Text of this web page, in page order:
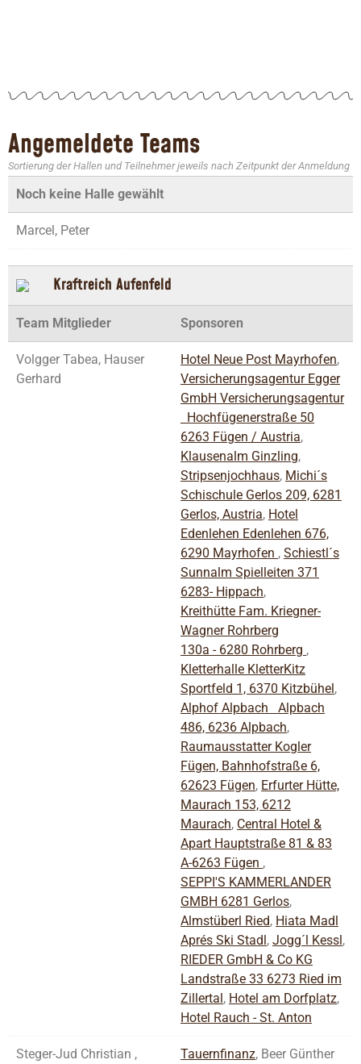
Angemeldete Teams
Sortierung der Hallen und Teilnehmer jeweils nach Zeitpunkt der Anmeldung
Noch keine Halle gewählt
Marcel, Peter
Kraftreich Aufenfeld
Team Mitglieder Sponsoren
Volgger Tabea, Hauser
Gerhard
Hotel Neue Post Mayrhofen,
Versicherungsagentur Egger
GmbH Versicherungsagentur
Hochfügenerstraße 50
6263 Fügen / Austria,
Klausenalm Ginzling,
Stripsenjochhaus, Michi´s
Schischule Gerlos 209, 6281
Gerlos, Austria, Hotel
Edenlehen Edenlehen 676,
6290 Mayrhofen , Schiestl´s
Sunnalm Spielleiten 371
6283- Hippach,
Kreithütte Fam. Kriegner-
Wagner Rohrberg
130a - 6280 Rohrberg ,
Kletterhalle KletterKitz
Sportfeld 1, 6370 Kitzbühel,
Alphof Alpbach Alpbach
486, 6236 Alpbach,
Raumausstatter Kogler
Fügen, Bahnhofstraße 6,
62623 Fügen, Erfurter Hütte,
Maurach 153, 6212
Maurach, Central Hotel &
Apart Hauptstraße 81 & 83
A-6263 Fügen ,
SEPPI'S KAMMERLANDER
GMBH 6281 Gerlos,
Almstüberl Ried, Hiata Madl
Aprés Ski Stadl, Jogg´l Kessl,
RIEDER GmbH & Co KG
Landstraße 33 6273 Ried im
Zillertal, Hotel am Dorfplatz,
Hotel Rauch - St. Anton
Steger-Jud Christian ,
Tauernfinanz, Beer Günther